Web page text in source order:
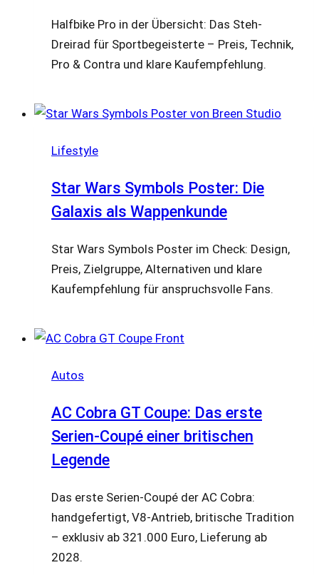
Halfbike Pro in der Übersicht: Das Steh-
Dreirad für Sportbegeisterte – Preis, Technik,
Pro & Contra und klare Kaufempfehlung.
Lifestyle
Star Wars Symbols Poster: Die
Galaxis als Wappenkunde
Star Wars Symbols Poster im Check: Design,
Preis, Zielgruppe, Alternativen und klare
Kaufempfehlung für anspruchsvolle Fans.
Autos
AC Cobra GT Coupe: Das erste
Serien-Coupé einer britischen
Legende
Das erste Serien-Coupé der AC Cobra:
handgefertigt, V8-Antrieb, britische Tradition
– exklusiv ab 321.000 Euro, Lieferung ab
2028.